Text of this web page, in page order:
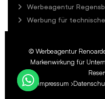
Werbeagentur
Werbung für
© Werbeagentur
Markenwirkung für
Impressum